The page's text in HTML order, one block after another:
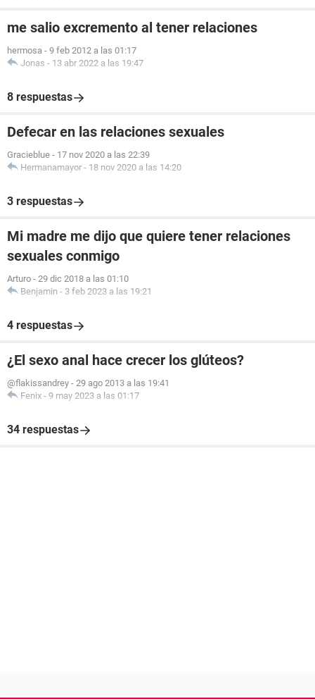
me salio excremento al tener relaciones
hermosa - 9 feb 2012 a las 01:17
Jonas - 13 abr 2022 a las 19:47
8 respuestas
Defecar en las relaciones sexuales
Gracieblue - 17 nov 2020 a las 22:39
Hermanamayor - 18 nov 2020 a las 14:20
3 respuestas
Mi madre me dijo que quiere tener relaciones
sexuales conmigo
Arturo - 29 dic 2018 a las 01:10
Benjamin - 3 feb 2023 a las 19:21
4 respuestas
¿El sexo anal hace crecer los glúteos?
@flakissandrey - 29 ago 2013 a las 19:41
Fenix - 9 may 2023 a las 01:17
34 respuestas